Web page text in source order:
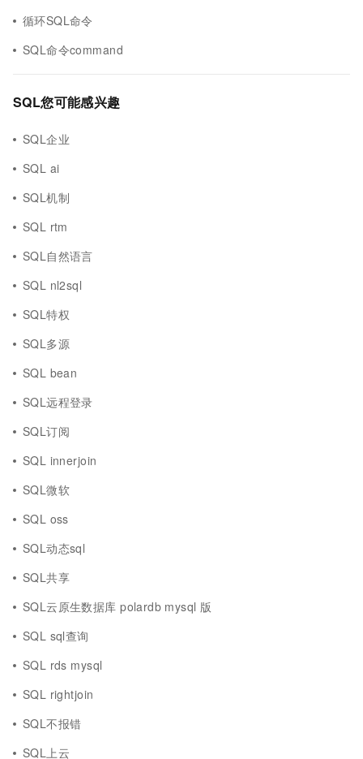
循环SQL命令
SQL命令command
SQL您可能感兴趣
SQL企业
SQL ai
SQL机制
SQL rtm
SQL自然语言
SQL nl2sql
SQL特权
SQL多源
SQL bean
SQL远程登录
SQL订阅
SQL innerjoin
SQL微软
SQL oss
SQL动态sql
SQL共享
SQL云原生数据库 polardb mysql 版
SQL sql查询
SQL rds mysql
SQL rightjoin
SQL不报错
SQL上云